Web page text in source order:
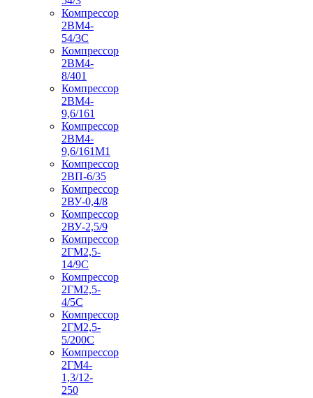
Компрессор
2ВМ4-
54/3С
Компрессор
2ВМ4-
8/401
Компрессор
2ВМ4-
9,6/161
Компрессор
2ВМ4-
9,6/161М1
Компрессор
2ВП-6/35
Компрессор
2ВУ-0,4/8
Компрессор
2ВУ-2,5/9
Компрессор
2ГМ2,5-
14/9С
Компрессор
2ГМ2,5-
4/5С
Компрессор
2ГМ2,5-
5/200С
Компрессор
2ГМ4-
1,3/12-
250